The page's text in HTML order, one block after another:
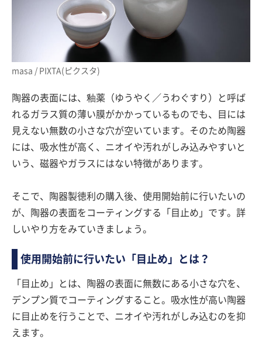
masa / PIXTA(ピクスタ)
陶器の表面には、釉薬（ゆうやく／うわぐすり）と呼ば
れるガラス質の薄い膜がかかっているものでも、目には
見えない無数の小さな穴が空いています。そのため陶器
には、吸水性が高く、ニオイや汚れがしみ込みやすいと
いう、磁器やガラスにはない特徴があります。
そこで、陶器製徳利の購入後、使用開始前に行いたいの
が、陶器の表面をコーティングする「目止め」です。詳
しいやり方をみていきましょう。
使用開始前に行いたい「目止め」とは？
「目止め」とは、陶器の表面に無数にある小さな穴を、
デンプン質でコーティングすること。吸水性が高い陶器
に目止めを行うことで、ニオイや汚れがしみ込むのを抑
えます。